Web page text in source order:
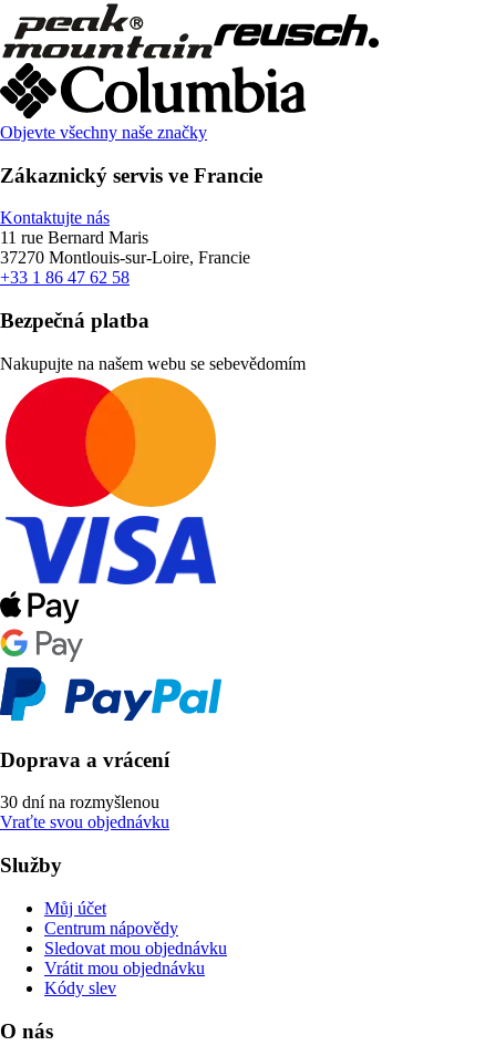
Objevte všechny naše značky
Zákaznický servis ve Francie
Kontaktujte nás
11 rue Bernard Maris
37270 Montlouis-sur-Loire, Francie
+33 1 86 47 62 58
Bezpečná platba
Nakupujte na našem webu se sebevědomím
Doprava a vrácení
30 dní na rozmyšlenou
Vraťte svou objednávku
Služby
Můj účet
Centrum nápovědy
Sledovat mou objednávku
Vrátit mou objednávku
Kódy slev
O nás